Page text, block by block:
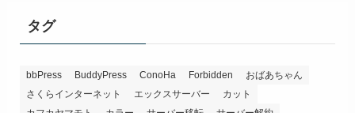
タグ
bbPress BuddyPress ConoHa Forbidden
おばあちゃん
さくらインターネット
エックスサーバー
カット